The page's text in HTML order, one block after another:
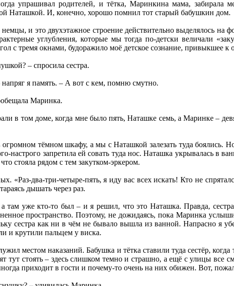
упрашивал родителей, и тётка, Маринкина мама,
Наташкой. И, конечно, хорошо помнил тот старый бабушкин дом.
и это двухэтажное строение действительно выделялось
углубления, которые мы тогда по-детски величали
с тремя окнами, будоражило моё детское сознание, привыкшее к
– спросила сестра.
я память. – А вот с кем, помню смутно.
Маринка.
в том доме, когда мне было пять, Наташке семь, а Маринке –
тёмном шкафу, а мы с Наташкой залезать туда боялись.
настрого запретила ей совать туда нос. Наташка укрывалась в
стояла рядом с тем закутком-эркером.
«Раз-два-три-четыре-пять, я иду вас всех искать! Кто не
дышать через раз.
там уже кто-то был – и я решил, что это Наташка. Правда,
пространство. Поэтому, не дожидаясь, пока Маринка
сестра как ни в чём не бывало вышла из ванной. Напрасно я
и крутили пальцем у виска.
местом наказаний. Бабушка и тётка ставили туда сестёр,
тут стоять – здесь слишком темно и страшно, а ещё с улицы все
приходит в гости и почему-то очень на них обижен. Вот,